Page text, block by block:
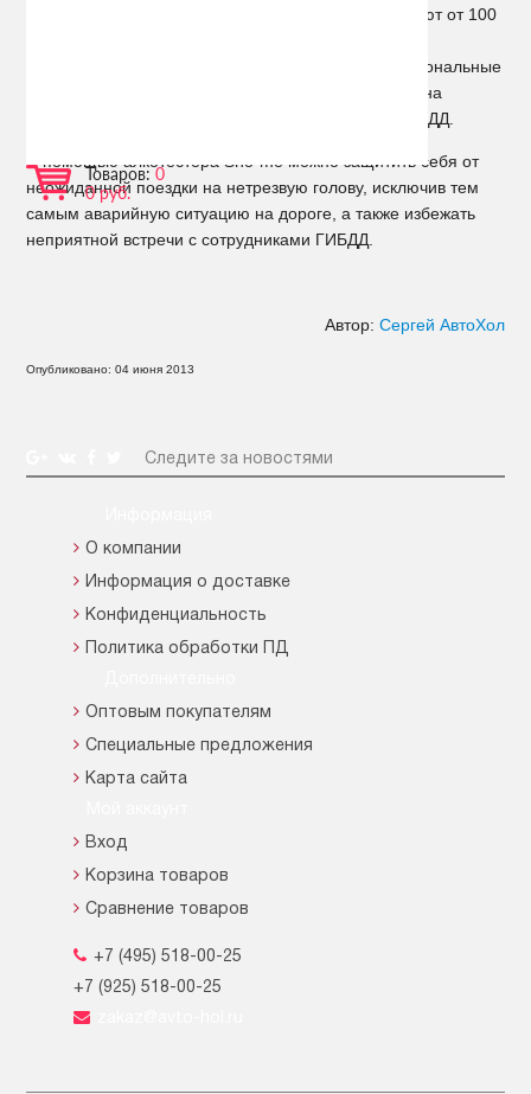
Товаров:0
0 руб.
зависимости от модели такие приборы выдерживают от 100
восстанавливаться после «перегрузок». Профессиональные
алкотестеры Sho-me широко используют в работе на
автотранспортных предприятиях и сотрудники ГИБДД.
С помощью алкотестера Sho-me можно защитить себя от
неожиданной поездки на нетрезвую голову, исключив тем
самым аварийную ситуацию на дороге, а также избежать
неприятной встречи с сотрудниками ГИБДД.
Автор: Сергей АвтоХол
Опубликовано: 04 июня 2013
Следите за новостями
О компании
Информация о доставке
Конфиденциальность
Политика обработки ПД
Оптовым покупателям
Специальные предложения
Карта сайта
Вход
Корзина товаров
Сравнение товаров
+7 (495) 518-00-25
+7 (925) 518-00-25